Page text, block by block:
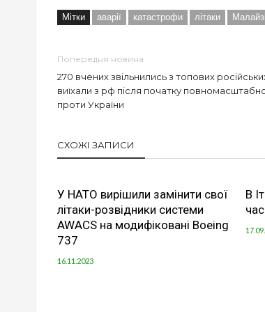
Мітки аварії катастрофи літаки
Попередня новина
270 вчених звільнились з топових
виїхали з рф після початку
проти України
СХОЖІ ЗАПИСИ
У НАТО вирішили замінити свої
літаки-розвідники системи
AWACS на модифіковані Boeing
737
16.11.2023
В